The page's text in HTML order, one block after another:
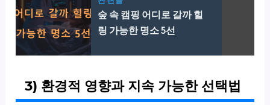
숲 속 캠핑 어디로 갈까 힐
링 가능한 명소 5선
3) 환경적 영향과 지속 가능한 선택법